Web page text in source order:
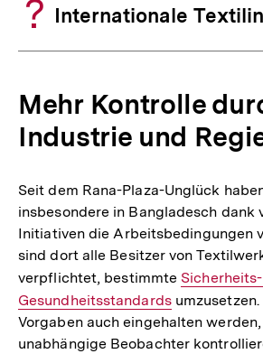
Internationale
Mehr Kontrolle
Industrie und
Seit dem Rana-Plaza-Unglück
insbesondere in Bangladesch dank
Initiativen die Arbeitsbedingungen
sind dort alle Besitzer von
verpflichtet, bestimmte Interner
Link:
Gesundheitsstandardsumzusetzen.
Vorgaben auch eingehalten
unabhängige Beobachter